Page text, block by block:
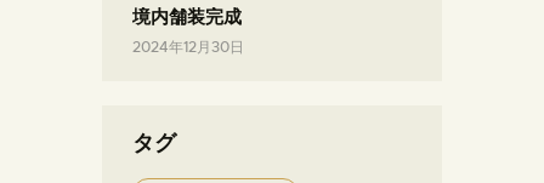
境内舗装完成
2024年12月30日
タグ